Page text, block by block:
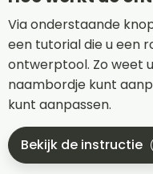
Via onderstaande
een tutorial die u een
ontwerptool. Zo weet
naambordje kunt
kunt aanpassen.
Bekijk de instructie